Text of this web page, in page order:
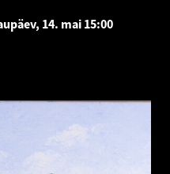
14. mai 15:00